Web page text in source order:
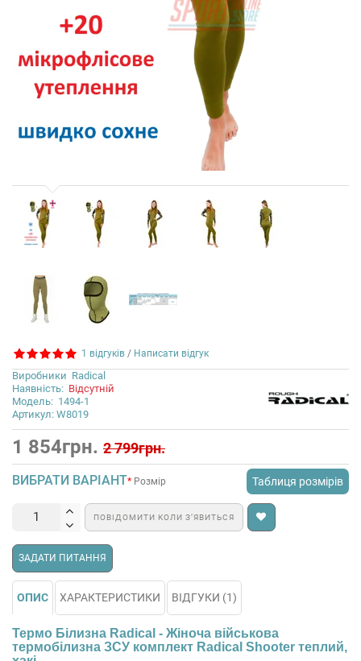
1 відгуків / Написати відгук
Виробники Radical
Наявність: Відсутній
Модель: 1494-1
Артикул: W8019
1 854грн. 2 799грн.
ВИБРАТИ ВАРІАНТ Таблиця розмірів
Розмір
ПОВІДОМИТИ КОЛИ З’ЯВИТЬСЯ
ЗАДАТИ ПИТАННЯ
ОПИС ХАРАКТЕРИСТИКИ ВІДГУКИ (1)
Термо Білизна Radical - Жіноча військова
термобілизна ЗСУ комплект Radical Shooter теплий,